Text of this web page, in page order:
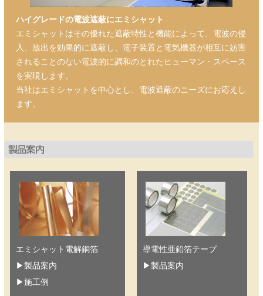
ハイグレードの電波遮蔽にエミシャット
エミシャットはその優れた遮蔽特性と機能によって、電波の侵
入、放出を効果的に遮蔽し、電子装置と電気機器が相互に妨害
されることのない電波的に調和のとれたヒューマン・スペース
を実現します。
当社はエミシャットを中心とし、電波遮蔽のニーズにお応えし
ます。
製品案内
エミシャット電解銅箔
▶製品案内
▶施工例
導電性亜鉛箔テープ
▶製品案内